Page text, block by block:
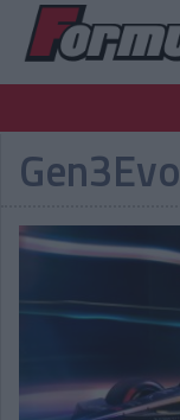
F1
FORMULA
RETRO
Gen3Evo